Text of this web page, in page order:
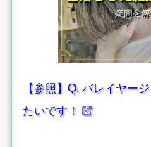
【参照】Q. バレイヤー
たいです！